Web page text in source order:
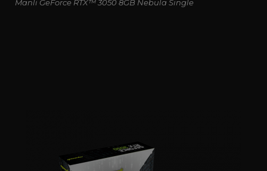
Manli GeForce RTX™ 3050 8GB Nebula Single